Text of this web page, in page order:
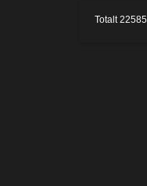
Totalt22585